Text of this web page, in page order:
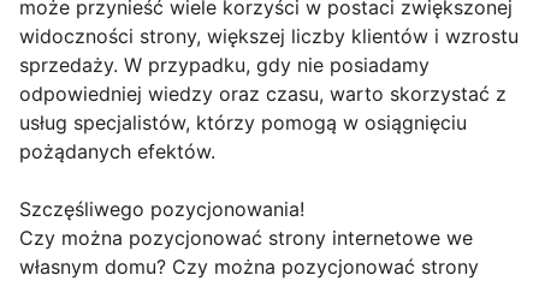
może przynieść wiele korzyści w postaci zwiększonej
widoczności strony, większej liczby klientów i wzrostu
sprzedaży. W przypadku, gdy nie posiadamy
odpowiedniej wiedzy oraz czasu, warto skorzystać z
usług specjalistów, którzy pomogą w osiągnięciu
pożądanych efektów.
Szczęśliwego pozycjonowania!
Czy można pozycjonować strony internetowe we
własnym domu? Czy można pozycjonować strony